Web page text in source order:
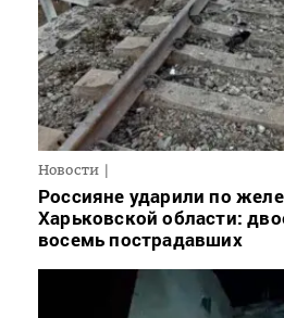
Новости
Россияне ударили по
Харьковской области:
восемь пострадавших